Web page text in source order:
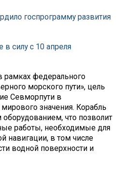
госпрограмму развития
в силу с 10 апреля
рамках федерального
морского пути», цель
Севморпути в
значения. Корабль
что позволит
работы, необходимые для
навигации, в том числе
водной поверхности и